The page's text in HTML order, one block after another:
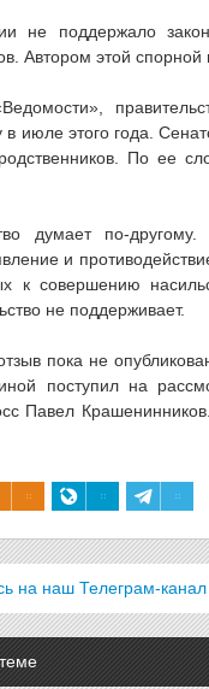
не поддержало
Автором этой
июле этого года.
По ее
думает по-
и
к совершению
не поддерживает.
пока не
поступил на
Павел
на наш Телеграм-канал